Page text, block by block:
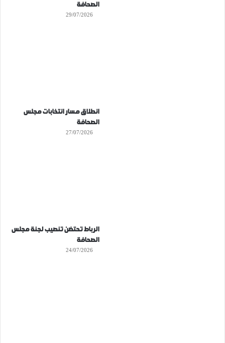
الصحافة
29/07/2026
انطلاق مسار انتخابات مجلس
الصحافة
27/07/2026
الرباط تحتضن تنصيب لجنة مجلس
الصحافة
24/07/2026